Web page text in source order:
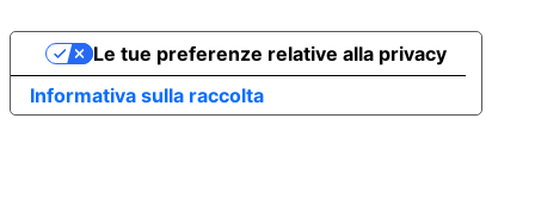
Informativa sulla raccolta
Le tue preferenze relative alla privacy